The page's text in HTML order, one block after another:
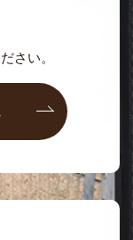
さい。